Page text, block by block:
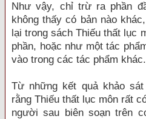
Như vậy, chỉ trừ ra phần
không thấy có bản nào
lại trong sách Thiếu thất lục
phần, hoặc như một tác
vào trong các tác phẩm khác.
Từ những kết quả khảo
rằng Thiếu thất lục môn rất
người sau biên soạn trên